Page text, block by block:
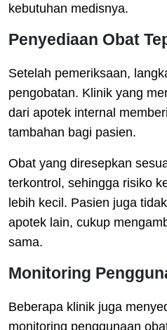
kebutuhan medisnya.
Penyediaan Obat
Setelah pemeriksaan,
pengobatan. Klinik yang
dari apotek internal
tambahan bagi pasien.
Obat yang diresepkan
terkontrol, sehingga risiko
lebih kecil. Pasien juga
apotek lain, cukup
sama.
Monitoring
Beberapa klinik juga
monitoring penggunaan